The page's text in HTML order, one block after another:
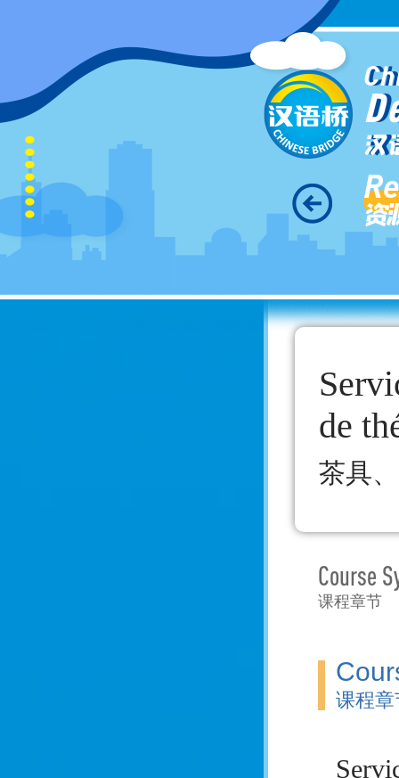
汉
资
de
floral
茶具
Course
课程章节
课程章